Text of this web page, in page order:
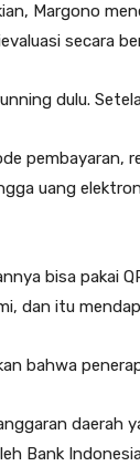
Margono
secara
dulu.
pembayaran,
uang
bisa pakai
dan itu
bahwa
daerah
Bank